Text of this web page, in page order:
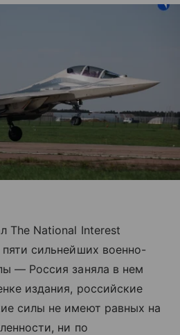
The National Interest
пяти сильнейших военно-
— Россия заняла в нем
издания, российские
силы не имеют равных на
ни по